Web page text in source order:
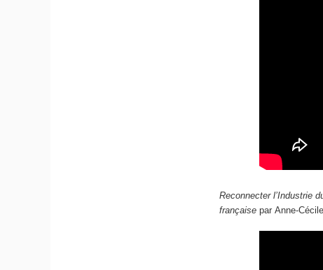
Reconnecter l’Industrie
française par Anne-